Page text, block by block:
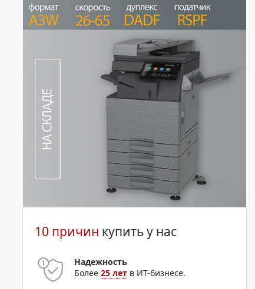
10 причин купить у нас
Надежность
Более25 лет в ИТ-бизнесе.